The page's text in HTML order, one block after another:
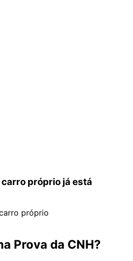
carro próprio já está
Prova da CNH?